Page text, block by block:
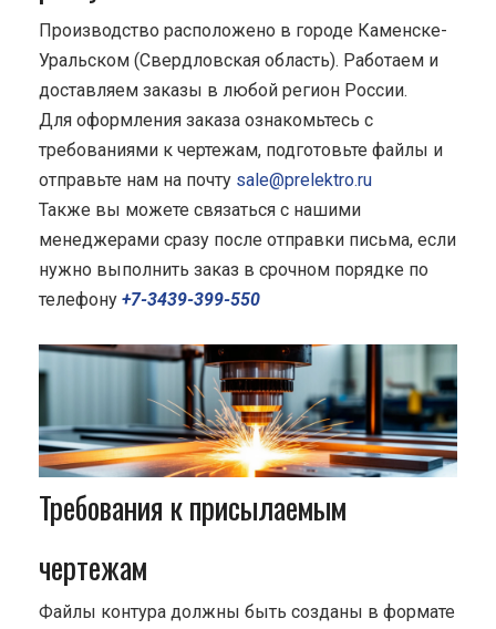
Производство расположено в городе Каменске-
Уральском (Свердловская область). Работаем и
доставляем заказы в любой регион России.
Для оформления заказа ознакомьтесь с
требованиями к чертежам, подготовьте файлы и
отправьте нам на почту sale@prelektro.ru
Также вы можете связаться с нашими
менеджерами сразу после отправки письма, если
нужно выполнить заказ в срочном порядке по
телефону +7-3439-399-550
Требования к присылаемым
чертежам
Файлы контура должны быть созданы в формате